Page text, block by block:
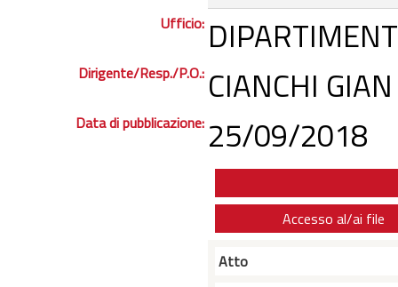
Ufficio:
Dirigente/Resp./P.O.: CIANCHI
Data di pubblicazione: 25/09/2018
Accesso al/ai file
Atto